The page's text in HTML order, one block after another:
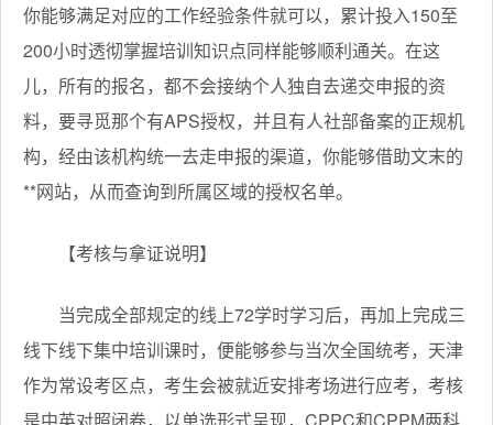
你能够满足对应的工作经验条件就可以，累计投入150至
200小时透彻掌握培训知识点同样能够顺利通关。在这
儿，所有的报名，都不会接纳个人独自去递交申报的资
料，要寻觅那个有APS授权，并且有人社部备案的正规机
构，经由该机构统一去走申报的渠道，你能够借助文末的
**网站，从而查询到所属区域的授权名单。
【考核与拿证说明】
当完成全部规定的线上72学时学习后，再加上完成三
线下线下集中培训课时，便能够参与当次全国统考，天津
作为常设考区点，考生会被就近安排考场进行应考，考核